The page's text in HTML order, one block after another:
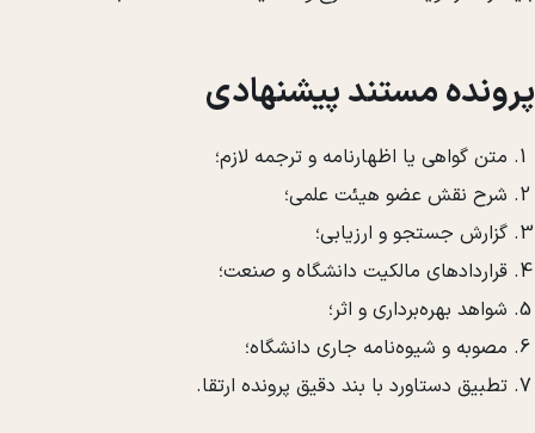
پرونده مستند پیشنهادی
متن گواهی یا اظهارنامه و ترجمه لازم؛
شرح نقش عضو هیئت علمی؛
گزارش جستجو و ارزیابی؛
قراردادهای مالکیت دانشگاه و صنعت؛
شواهد بهره‌برداری و اثر؛
مصوبه و شیوه‌نامه جاری دانشگاه؛
تطبیق دستاورد با بند دقیق پرونده ارتقا.